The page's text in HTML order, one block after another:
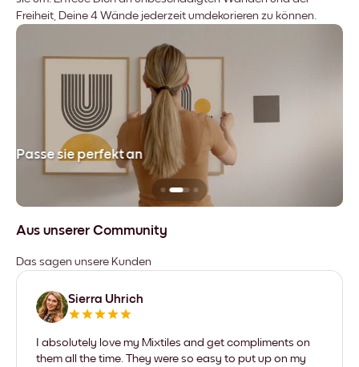
Freiheit, Deine 4 Wände jederzeit umdekorieren zu können.
Passe sie perfekt an
Aus unserer Community
Das sagen unsere Kunden
Sierra Uhrich
I absolutely love my Mixtiles and get compliments on
them all the time. They were so easy to put up on my